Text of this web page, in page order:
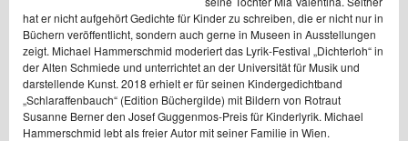
hat er nicht aufgehört Gedichte für Kinder zu schreiben, die er nicht nur in
Büchern veröffentlicht, sondern auch gerne in Museen in Ausstellungen
zeigt. Michael Hammerschmid moderiert das Lyrik-Festival „Dichterloh“ in
der Alten Schmiede und unterrichtet an der Universität für Musik und
darstellende Kunst. 2018 erhielt er für seinen Kindergedichtband
„Schlaraffenbauch“ (Edition Büchergilde) mit Bildern von Rotraut
Susanne Berner den Josef Guggenmos-Preis für Kinderlyrik. Michael
Hammerschmid lebt als freier Autor mit seiner Familie in Wien.